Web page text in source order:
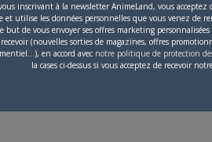
inscrivant à la newsletter AnimeLand, vous acceptez
et utilise les données personnelles que vous venez de
but de vous envoyer ses offres marketing personnalisées
recevoir (nouvelles sorties de magazines, offres
en accord avec notre politique de protection
la cases ci-dessus si vous acceptez de recevoir